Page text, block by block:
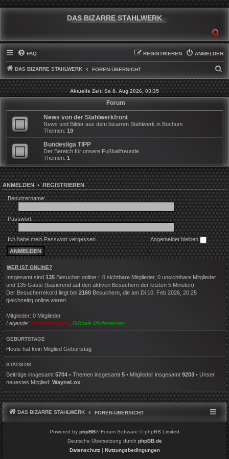
DAS BIZARRE STAHLWERK
FAQ ANMELDEN
REGISTRIEREN
DAS BIZARRE STAHLWERK FOREN-ÜBERSICHT
U
C
Aktuelle Zeit: Sa 8. Aug 2026, 03:35
Forum
News von der Stahlwerkfront
News und Bilder aus dem bizarren Stahlwerk in Bochum
Themen: 19
Bundesliga TIPP
Der Bereich für unsere Fußballfreunde
Themen: 1
ANMELDEN•REGISTRIEREN
Benutzername:
Passwort:
Ich habe mein Passwort vergessen Angemeldet bleiben
WER IST ONLINE?
Insgesamt sind 135 Besucher online :: 0 sichtbare Mitglieder, 0 unsichtbare Mitglieder
und 135 Gäste (basierend auf den aktiven Besuchern der letzten 5 Minuten)
Der Besucherrekord liegt bei 2160 Besuchern, die am Di 10. Feb 2026, 20:25
gleichzeitig online waren.
Mitglieder: 0 Mitglieder
Legende: Administratoren Globale Moderatoren
GEBURTSTAGE
Heute hat kein Mitglied Geburtstag
STATISTIK
Beiträge insgesamt 5704 • Themen insgesamt 5 • Mitglieder insgesamt 9203 • Unser
neuestes Mitglied: WayneLox
DAS BIZARRE STAHLWERK FOREN-ÜBERSICHT
Powered by phpBB® Forum Software © phpBB Limited
Deutsche Übersetzung durch phpBB.de
Datenschutz| Nutzungsbedingungen